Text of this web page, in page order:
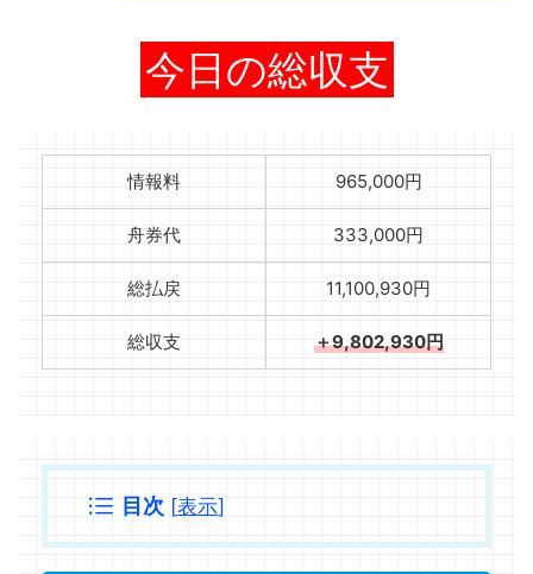
今日の総収支
情報料 965,000円
舟券代 333,000円
総払戻 11,100,930円
総収支 ＋9,802,930円
目次 [表示]